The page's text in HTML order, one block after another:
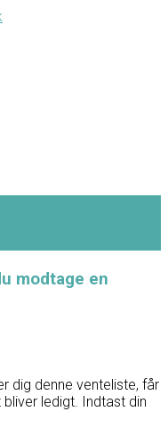
modtage en
dig denne venteliste, får
ledigt. Indtast din